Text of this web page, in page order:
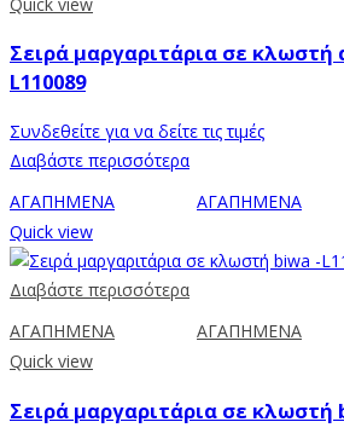
Σειρά μαργαριτάρια σε κλωστή
L110089
Συνδεθείτε για να δείτε τις τιμές
Διαβάστε περισσότερα
ΑΓΑΠΗΜΕΝΑ
ΑΓΑΠΗΜΕΝΑ
Quick view
Διαβάστε περισσότερα
ΑΓΑΠΗΜΕΝΑ
ΑΓΑΠΗΜΕΝΑ
Quick view
Σειρά μαργαριτάρια σε κλωστή